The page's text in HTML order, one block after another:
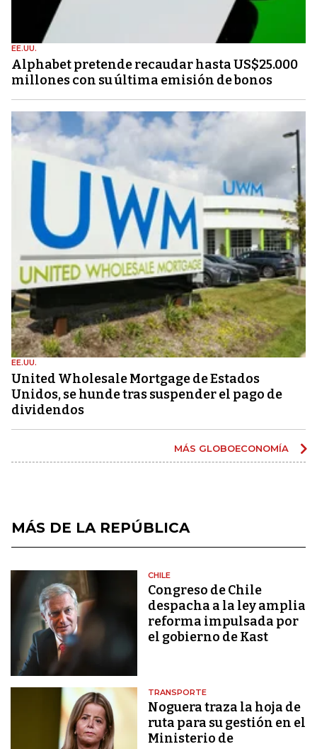
EE.UU.
Alphabet pretende recaudar hasta US$25.000
millones con su última emisión de bonos
EE.UU.
United Wholesale Mortgage de Estados
Unidos, se hunde tras suspender el pago de
dividendos
MÁS GLOBOECONOMÍA
MÁS DE LA REPÚBLICA
CHILE
Congreso de Chile
despacha a la ley amplia
reforma impulsada por
el gobierno de Kast
TRANSPORTE
Noguera traza la hoja de
ruta para su gestión en el
Ministerio de